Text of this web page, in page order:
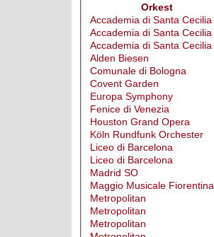
Orkest
Accademia di Santa Cecilia
Accademia di Santa Cecilia
Accademia di Santa Cecilia
Alden Biesen
Comunale di Bologna
Covent Garden
Europa Symphony
Fenice di Venezia
Houston Grand Opera
Köln Rundfunk Orchester
Liceo di Barcelona
Liceo di Barcelona
Madrid SO
Maggio Musicale Fiorentina
Metropolitan
Metropolitan
Metropolitan